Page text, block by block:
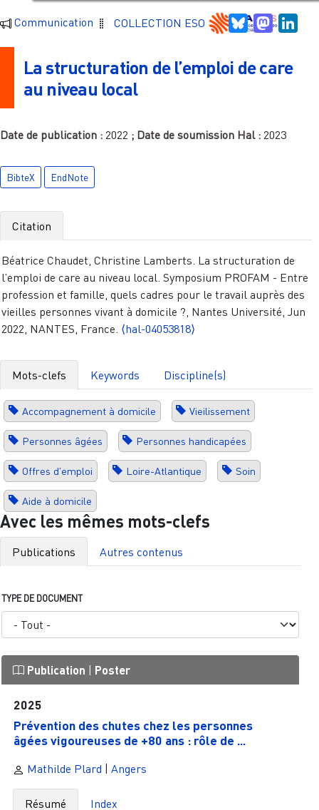
Communication COLLECTION ESO Bluesky
La structuration de l’emploi de care
au niveau local
Date de publication : 2022 ; Date de soumission Hal : 2023
BibteX EndNote
Citation
Béatrice Chaudet, Christine Lamberts. La structuration de
l’emploi de care au niveau local. Symposium PROFAM - Entre
profession et famille, quels cadres pour le travail auprès des
vieilles personnes vivant à domicile ?, Nantes Université, Jun
2022, NANTES, France. ⟨hal-04053818⟩
Mots-clefs Keywords Discipline(s)
Accompagnement à domicile Vieilissement
Personnes âgées Personnes handicapées
Offres d'emploi Loire-Atlantique Soin
Aide à domicile
Avec les mêmes mots-clefs
Publications Autres contenus
TYPE DE DOCUMENT
Publication | Poster
2025
Prévention des chutes chez les personnes
âgées vigoureuses de +80 ans : rôle de ...
Mathilde Plard Angers
Résumé Index